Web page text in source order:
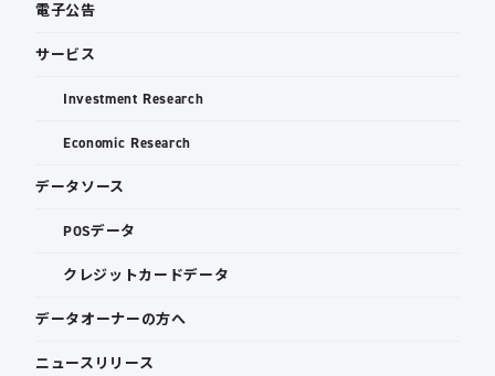
電子公告
サービス
Investment Research
Economic Research
データソース
POSデータ
クレジットカードデータ
データオーナーの方へ
ニュースリリース